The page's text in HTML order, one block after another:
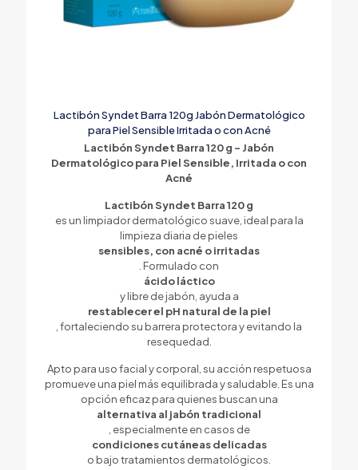
Lactibón Syndet Barra 120g Jabón Dermatológico
para Piel Sensible Irritada o con Acné
Lactibón Syndet Barra 120 g – Jabón
Dermatológico para Piel Sensible, Irritada o con
Acné
Lactibón Syndet Barra 120 g
es un limpiador dermatológico suave, ideal para la
limpieza diaria de pieles
sensibles, con acné o irritadas
. Formulado con
ácido láctico
y libre de jabón, ayuda a
restablecer el pH natural de la piel
, fortaleciendo su barrera protectora y evitando la
resequedad.
Apto para uso facial y corporal, su acción respetuosa
promueve una piel más equilibrada y saludable. Es una
opción eficaz para quienes buscan una
alternativa al jabón tradicional
, especialmente en casos de
condiciones cutáneas delicadas
o bajo tratamientos dermatológicos.